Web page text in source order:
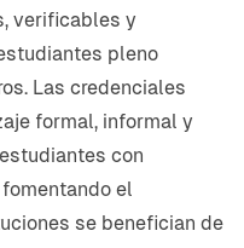
verificables y
pleno
Las credenciales
formal, informal y
con
el
se benefician de